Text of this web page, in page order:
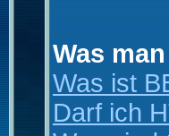
Was
Was ist
Darf ich